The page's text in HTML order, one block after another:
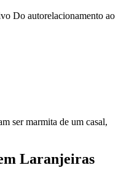
Do autorelacionamento ao
ser marmita de um casal,
Laranjeiras